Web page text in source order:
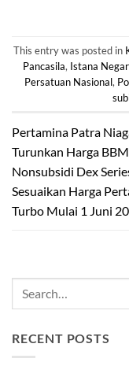
This entry was posted in
Pancasila, Istana
Persatuan Nasional,
Pertamina Patra
Turunkan Harga BBM
Nonsubsidi Dex
Sesuaikan Harga
Turbo Mulai 1 Juni
RECENT POSTS